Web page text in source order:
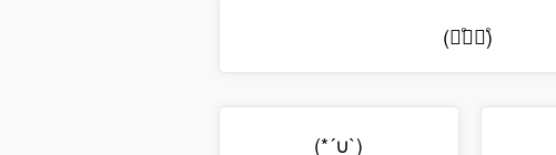
(ꄱͦ︺ꄱͦ)
(*´∪`)